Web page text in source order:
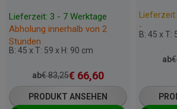
Lieferzeit: 3 - 7 Werktage
Abholung innerhalb von 2
Stunden
B: 45 x T: 59 x H: 90 cm
ab€83,25€ 66,60
PRODUKT ANSEHEN
-
B: 45 x T:
ab€